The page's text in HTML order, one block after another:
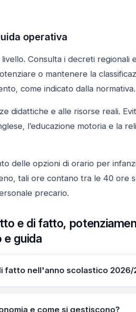
operativa
Consulta i decreti regionali
o mantenere la
come indicato dalla normativa.
didattiche e alle risorse reali.
l’educazione motoria e la
delle opzioni di orario per
tali ore contano tra le 40 ore
precario.
e di fatto,
guida
fatto nell'anno scolastico 2026/
fatto è la flessibilità operata
posti complessivi destinati
e come si gestiscono?